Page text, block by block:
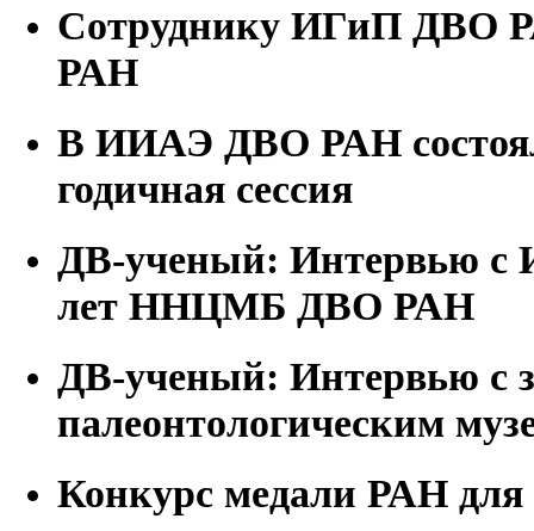
Сотруднику ИГиП ДВО
РАН
В ИИАЭ ДВО РАН
годичная сессия
ДВ-ученый: Интервью
лет ННЦМБ ДВО РАН
ДВ-ученый: Интервью с
палеонтологическим
Конкурс медали РАН